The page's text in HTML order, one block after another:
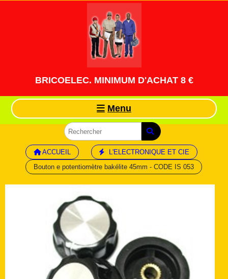
BRICOELEC. MINIMUM D'ACHAT 8 €
Menu
ACCUEIL
L'ELECTRONIQUE ET CIE
Bouton e potentiomètre bakélite 45mm - CODE IS 053
Panneau de gestion des cookies